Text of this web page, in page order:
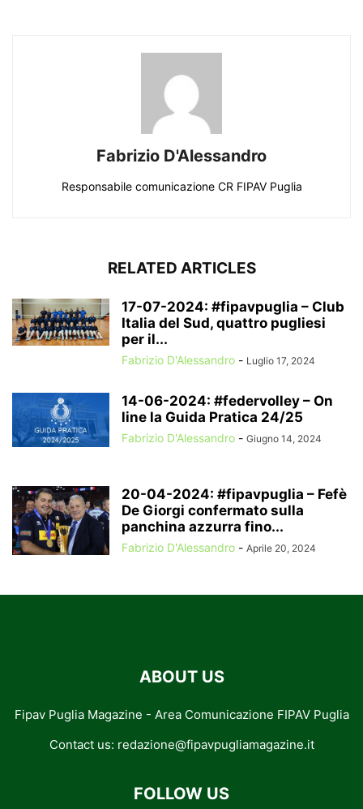
Fabrizio D'Alessandro
Responsabile comunicazione CR FIPAV Puglia
RELATED ARTICLES
17-07-2024: #fipavpuglia – Club
Italia del Sud, quattro pugliesi
per il...
Fabrizio D'Alessandro - Luglio 17, 2024
14-06-2024: #federvolley – On
line la Guida Pratica 24/25
Fabrizio D'Alessandro - Giugno 14, 2024
20-04-2024: #fipavpuglia – Fefè
De Giorgi confermato sulla
panchina azzurra fino...
Fabrizio D'Alessandro - Aprile 20, 2024
ABOUT US
Fipav Puglia Magazine - Area Comunicazione FIPAV Puglia
Contact us: redazione@fipavpugliamagazine.it
FOLLOW US